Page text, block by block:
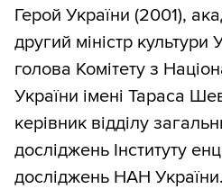
Герой України (2001),
другий міністр культури
голова Комітету з
України імені Тараса
керівник відділу
досліджень Інституту
досліджень НАН України.